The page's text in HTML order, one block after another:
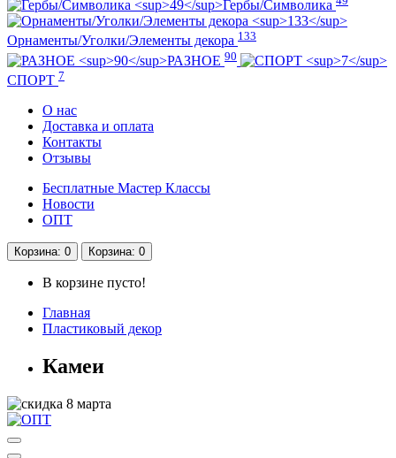
Гербы/Символика
Орнаменты/Уголки/Элементы декора 133
РАЗНОЕ 90
СПОРТ 7
О нас
Доставка и оплата
Контакты
Отзывы
Бесплатные Мастер Классы
Новости
ОПТ
Корзина: 0 Корзина: 0
В корзине пусто!
Главная
Пластиковый декор
Камеи